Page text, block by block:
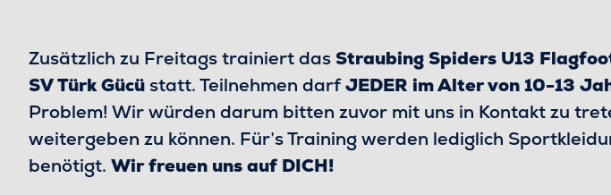
Zusätzlich zu Freitags trainiert dasStraubing Spiders U13
SV Türk Gücüstatt. Teilnehmen darfJEDER im Alter von 10-13
Problem! Wir würden darum bitten zuvor mit uns in Kontakt zu
weitergeben zu können. Für’s Training werden lediglich
benötigt. Wir freuen uns auf DICH!